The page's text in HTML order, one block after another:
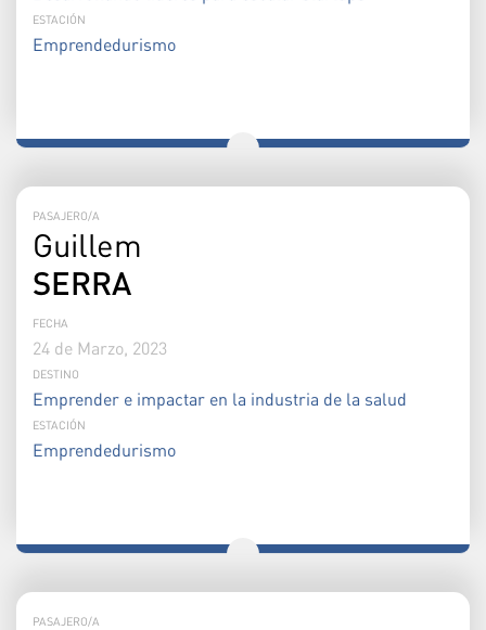
ESTACIÓN
Emprendedurismo
PASAJERO/A
Guillem
SERRA
FECHA
24 de Marzo, 2023
DESTINO
Emprender e impactar en la industria de la salud
ESTACIÓN
Emprendedurismo
PASAJERO/A